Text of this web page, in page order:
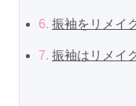
6. 振袖をリメイ
7. 振袖はリメイ